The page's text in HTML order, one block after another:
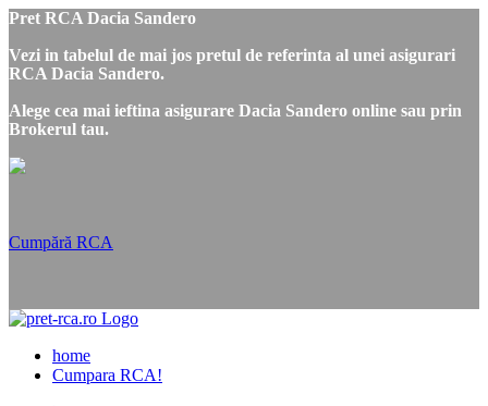
Pret RCA Dacia Sandero
Vezi in tabelul de mai jos pretul de referinta al unei asigurari
RCA Dacia Sandero.
Alege cea mai ieftina asigurare Dacia Sandero online sau prin
Brokerul tau.
Cumpără RCA
home
Cumpara RCA!